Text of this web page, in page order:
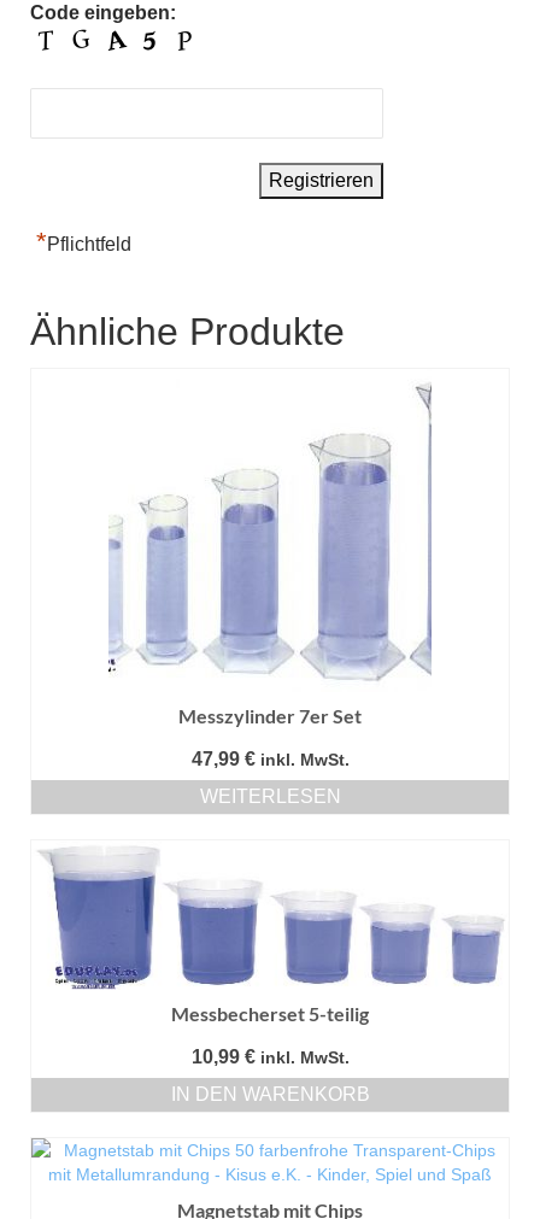
Code eingeben:
*Pflichtfeld
Ähnliche Produkte
Messzylinder 7er Set
47,99 € inkl. MwSt.
WEITERLESEN
Messbecherset 5-teilig
10,99 € inkl. MwSt.
IN DEN WARENKORB
Magnetstab mit Chips